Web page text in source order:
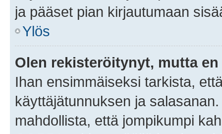
ja pääset pian kirjautumaan
Ylös
Olen rekisteröitynyt, mutta
Ihan ensimmäiseksi tarkista,
käyttäjätunnuksen ja
mahdollista, että jompikumpi